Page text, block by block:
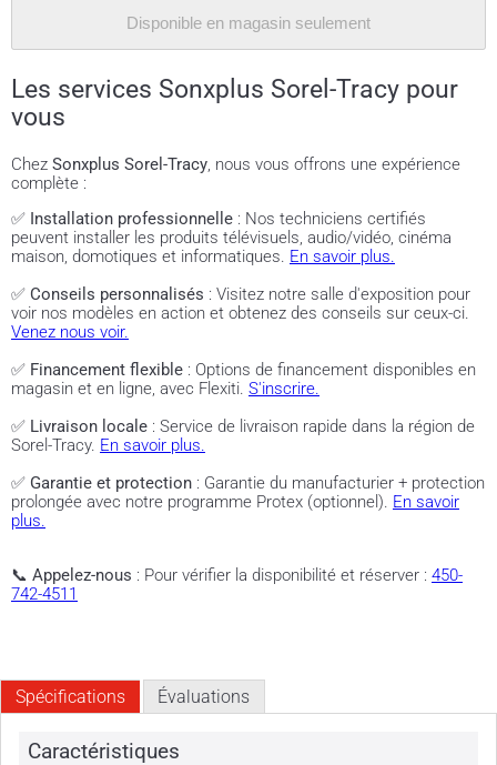
Disponible en magasin seulement
Les services Sonxplus Sorel-Tracy pour
vous
Chez Sonxplus Sorel-Tracy, nous vous offrons une expérience
complète :
✅ Installation professionnelle : Nos techniciens certifiés
peuvent installer les produits télévisuels, audio/vidéo, cinéma
maison, domotiques et informatiques. En savoir plus.
✅ Conseils personnalisés : Visitez notre salle d'exposition pour
voir nos modèles en action et obtenez des conseils sur ceux-ci.
Venez nous voir.
✅ Financement flexible : Options de financement disponibles en
magasin et en ligne, avec Flexiti. S'inscrire.
✅ Livraison locale : Service de livraison rapide dans la région de
Sorel-Tracy. En savoir plus.
✅ Garantie et protection : Garantie du manufacturier + protection
prolongée avec notre programme Protex (optionnel). En savoir
plus.
📞 Appelez-nous : Pour vérifier la disponibilité et réserver : 450-
742-4511
Spécifications Évaluations
Caractéristiques